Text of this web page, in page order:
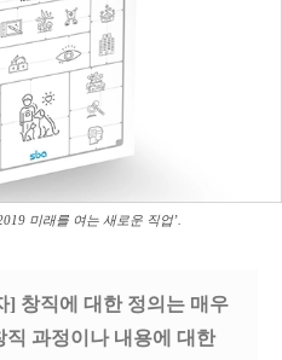
미래를 여는 새로운 직업’.
] 창직에 대한 정의는 매우
직 과정이나 내용에 대한